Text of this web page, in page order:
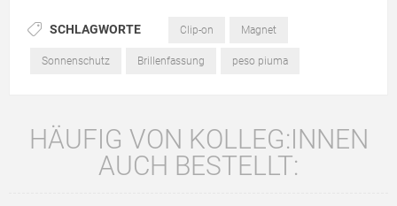
SCHLAGWORTE Clip-on Magnet
Sonnenschutz Brillenfassung peso piuma
HÄUFIG VON KOLLEG:INNEN
AUCH BESTELLT: